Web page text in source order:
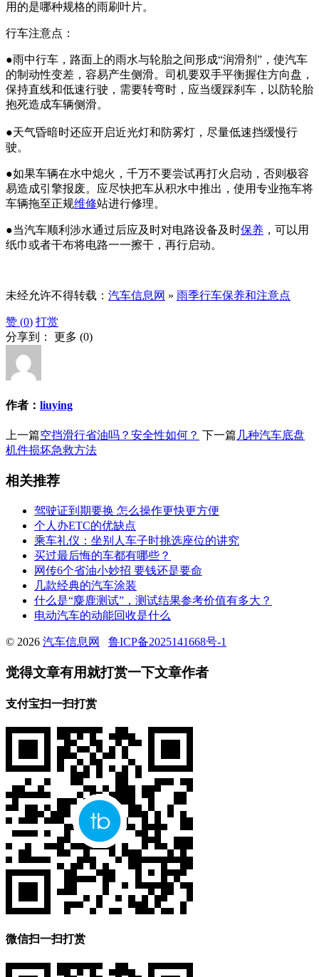
用的是哪种规格的雨刷叶片。
行车注意点：
●雨中行车，路面上的雨水与轮胎之间形成“润滑剂”，使汽车
的制动性变差，容易产生侧滑。司机要双手平衡握住方向盘，
保持直线和低速行驶，需要转弯时，应当缓踩刹车，以防轮胎
抱死造成车辆侧滑。
●天气昏暗时还应开启近光灯和防雾灯，尽量低速挡缓慢行
驶。
●如果车辆在水中熄火，千万不要尝试再打火启动，否则极容
易造成引擎报废。应尽快把车从积水中推出，使用专业拖车将
车辆拖至正规维修站进行修理。
●当汽车顺利涉水通过后应及时对电路设备及时保养 ，可以用
纸巾或者干布将电路一一擦干，再行启动。
未经允许不得转载： 汽车信息网 » 雨季行车保养和注意点
赞 (0) 打赏
分享到： 更多 (0)
作者： liuying
上一篇空挡滑行省油吗？安全性如何？ 下一篇 几种汽车底盘
机件损坏急救方法
相关推荐
驾驶证到期要换 怎么操作更快更方便
个人办ETC的优缺点
乘车礼仪：坐别人车子时挑选座位的讲究
买过最后悔的车都有哪些？
网传6个省油小妙招 要钱还是要命
几款经典的汽车涂装
什么是“麋鹿测试”，测试结果参考价值有多大？
电动汽车的动能回收是什么
© 2026 汽车信息网 鲁ICP备2025141668号-1
觉得文章有用就打赏一下文章作者
支付宝扫一扫打赏
微信扫一扫打赏